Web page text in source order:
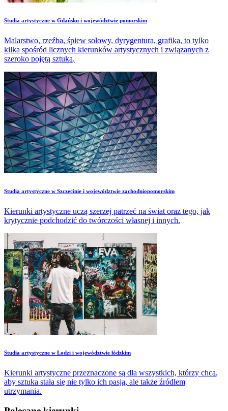
​Studia artystyczne w Gdańsku i województwie pomorskim
Malarstwo, rzeźba, śpiew solowy, dyrygentura, grafika, to tylko
kilka spośród licznych kierunków artystycznych i związanych z
szeroko pojętą sztuką.
​Studia artystyczne w Szczecinie i województwie zachodniopomorskim
Kierunki artystyczne uczą szerzej patrzeć na świat oraz tego, jak
krytycznie podchodzić do twórczości własnej i innych.
​Studia artystyczne w Łodzi i województwie łódzkim
Kierunki artystyczne przeznaczone są dla wszystkich, którzy chcą,
aby sztuka stała się nie tylko ich pasją, ale także źródłem
utrzymania.